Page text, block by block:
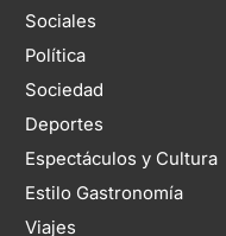
Sociales
Política
Sociedad
Deportes
Espectáculos y Cultura
Estilo Gastronomía
Viajes